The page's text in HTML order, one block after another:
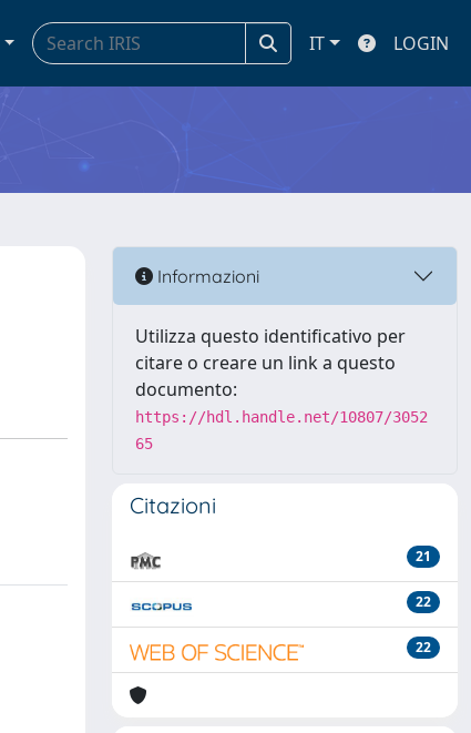
IT LOGIN
Informazioni
Utilizza questo identificativo per
citare o creare un link a questo
documento:
https://hdl.handle.net/10807/3052
65
Citazioni
21
22
22